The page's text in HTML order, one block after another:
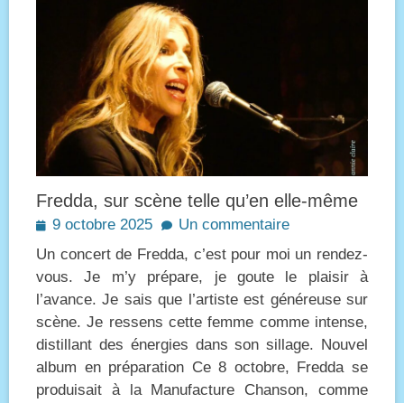
Fredda, sur scène telle qu’en elle-même
Posted
9 octobre 2025
Un commentaire
Un concert de Fredda, c’est pour moi un rendez-
vous. Je m’y prépare, je goute le plaisir à
l’avance. Je sais que l’artiste est généreuse sur
scène. Je ressens cette femme comme intense,
distillant des énergies dans son sillage. Nouvel
album en préparation Ce 8 octobre, Fredda se
produisait à la Manufacture Chanson, comme